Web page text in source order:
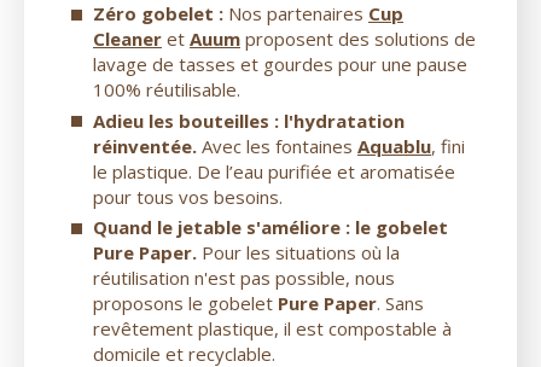
Zéro gobelet : Nos partenaires Cup
Cleaner et Auum proposent des solutions de
lavage de tasses et gourdes pour une pause
100% réutilisable.
Adieu les bouteilles : l'hydratation
réinventée. Avec les fontaines Aquablu, fini
le plastique. De l’eau purifiée et aromatisée
pour tous vos besoins.
Quand le jetable s'améliore : le gobelet
Pure Paper. Pour les situations où la
réutilisation n'est pas possible, nous
proposons le gobelet Pure Paper. Sans
revêtement plastique, il est compostable à
domicile et recyclable.